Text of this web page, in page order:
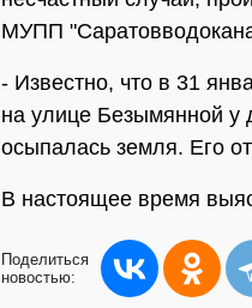
МУПП
- Известно, что в 31
на улице Безымянной у
осыпалась земля. Его
В настоящее время
Поделиться
новостью: